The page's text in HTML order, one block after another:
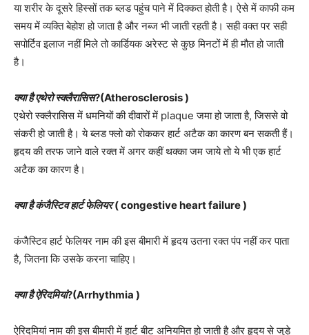
या शरीर के दूसरे हिस्सों तक ब्लड पहुंच पाने में दिक्कत होती है। ऐसे में काफी कम
समय में व्यक्ति बेहोश हो जाता है और नब्ज भी जाती रहती है। सही वक्त पर सही
सपोर्टिव इलाज नहीं मिले तो कार्डियक अरेस्ट से कुछ मिनटों में ही मौत हो जाती
है।
क्या है एथेरो स्क्लैरासिस?(Atherosclerosis )
एथेरो स्क्लैरासिस में धमनियों की दीवारों में plaque जमा हो जाता है, जिससे वो
संकरी हो जाती है। ये ब्लड फ्लो को रोककर हार्ट अटैक का कारण बन सकती हैं।
हृदय की तरफ जाने वाले रक्त में अगर कहीं थक्का जम जाये तो ये भी एक हार्ट
अटैक का कारण है।
क्या है कंजैस्टिव हार्ट फेलियर( congestive heart failure )
कंजैस्टिव हार्ट फेलियर नाम की इस बीमारी में हृदय उतना रक्त पंप नहीं कर पाता
है, जितना कि उसके करना चाहिए।
क्या है ऐरिदमियां?(Arrhythmia )
ऐरिदमियां नाम की इस बीमारी में हार्ट बीट अनियमित हो जाती है और हृदय से जुड़े